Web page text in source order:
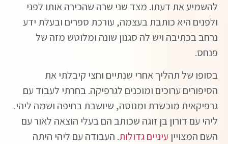
להשמיע את דעתו. מצד שני שרה שהכירה אותו לפני
ולפנים היא כותבת בעצמה, עורכת ספרים ובעלת ידע
נרחב בכתיבה ויש לה סגנון שונה ומלוטש מזה של
פנחס.
בסופו של תהליך אחרי שנתיים וחצי קיבלתי את
הסיפורים ערוכים ומוכנים לגרפיקה. בחרתי לעבוד עם
גרפיקאית מוכשרת ומנוסה, שיושבת בחיפה ושמה ליהי.
ליהי עם דורון בן זוגה שכותב הם בעלי הוצאה לאור עם
השם המצויין עיניים גדולות. העבודה עם ליהי היתה